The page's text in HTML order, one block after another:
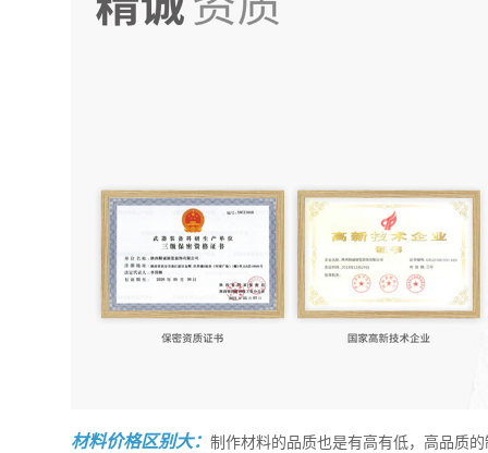
材料价格区别大： 制作材料的品质也是有高有低，高品质